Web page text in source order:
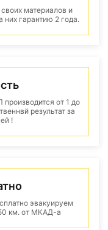
материалов и
гарантию 2 года.
от 1 до
результат за
!
эвакуируем
км. от МКАД-а